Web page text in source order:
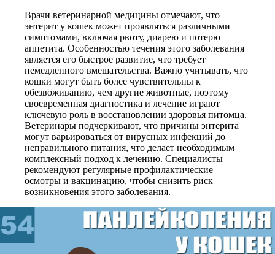
Врачи ветеринарной медицины отмечают, что
энтерит у кошек может проявляться различными
симптомами, включая рвоту, диарею и потерю
аппетита. Особенностью течения этого заболевания
является его быстрое развитие, что требует
немедленного вмешательства. Важно учитывать, что
кошки могут быть более чувствительны к
обезвоживанию, чем другие животные, поэтому
своевременная диагностика и лечение играют
ключевую роль в восстановлении здоровья питомца.
Ветеринары подчеркивают, что причины энтерита
могут варьироваться от вирусных инфекций до
неправильного питания, что делает необходимым
комплексный подход к лечению. Специалисты
рекомендуют регулярные профилактические
осмотры и вакцинацию, чтобы снизить риск
возникновения этого заболевания.